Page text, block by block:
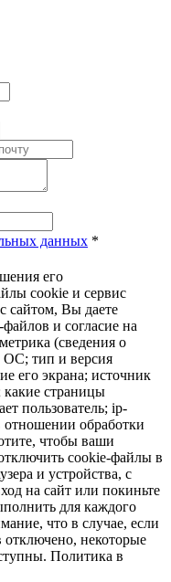
данных *
его
cookie и сервис
сайтом, Вы даете
и согласие на
(сведения о
ОС; тип и версия
его экрана; источник
какие страницы
пользователь; ip-
отношении обработки
чтобы ваши
cookie-файлы в
и устройства, с
на сайт или покиньте
для каждого
что в случае, если
отключено, некоторые
Политика в